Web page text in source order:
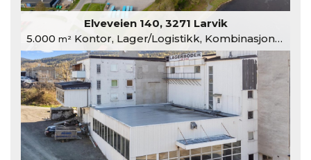
Elveveien 140, 3271 Larvik
5.000 m²Kontor, Lager/Logistikk, Kombinasjonslokaler